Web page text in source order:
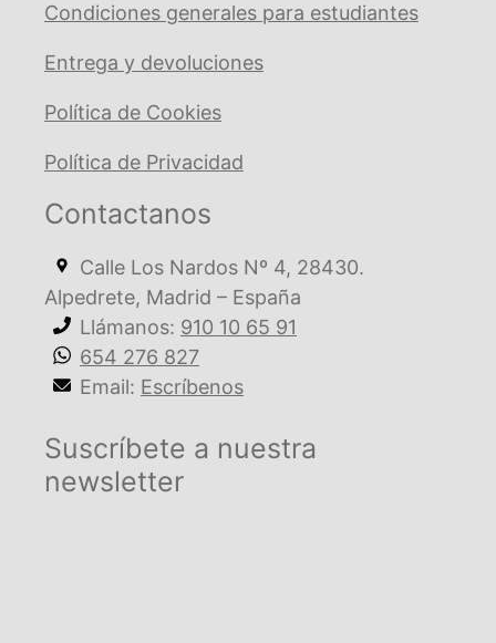
Condiciones generales para estudiantes
Entrega y devoluciones
Política de Cookies
Política de Privacidad
Contactanos
Calle Los Nardos Nº 4, 28430.
Alpedrete, Madrid – España
Llámanos: 910 10 65 91
654 276 827
Email: Escríbenos
Suscríbete a nuestra
newsletter